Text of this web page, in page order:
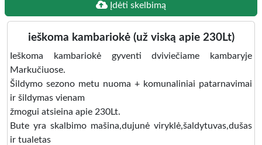
Įdėti skelbimą
ieškoma kambariokė (už viską apie 230Lt)
Ieškoma kambariokė gyventi dviviečiame kambaryje
Markučiuose.
Šildymo sezono metu nuoma + komunaliniai patarnavimai
ir šildymas vienam
žmogui atsieina apie 230Lt.
Bute yra skalbimo mašina,dujunė viryklė,šaldytuvas,dušas
ir tualetas